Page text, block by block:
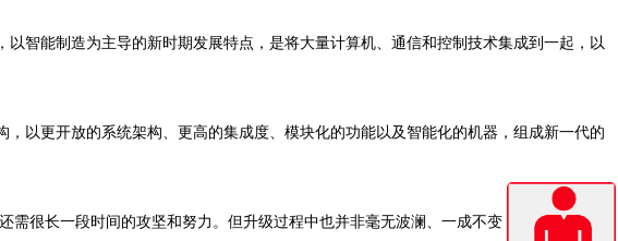
智能制造为主导的新时期发展特点，是将大量计算机、通信和控制技术集成到一起，以
以更开放的系统架构、更高的集成度、模块化的功能以及智能化的机器，组成新一代的
很长一段时间的攻坚和努力。但升级过程中也并非毫无波澜、一成不变，至少在一些方